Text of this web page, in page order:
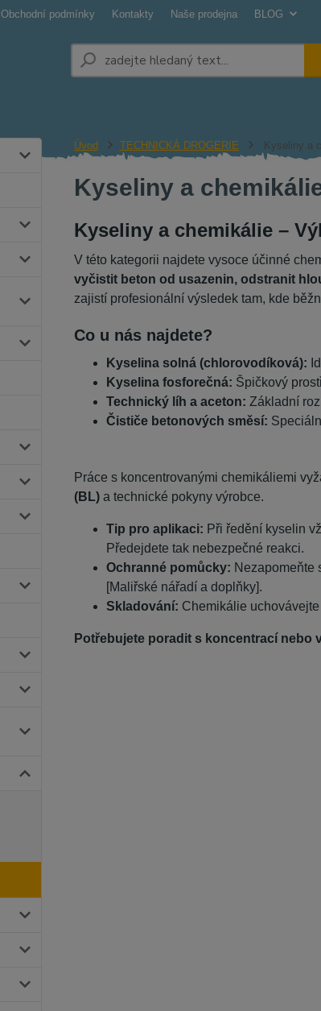
Obchodní podmínky Kontakty Naše prodejna BLOG
Úvod TECHNICKÁ DROGERIE Kyseliny a
Kyseliny a
Kyseliny a chemikálie –
V této kategorii najdete vysoce účinné
vyčistit beton od usazenin, odstranit
zajistí profesionální výsledek tam, kde
Co u nás najdete?
Kyselina solná (chlorovodíková):
Kyselina fosforečná: Špičkový
Technický líh a aceton: Základní
Čističe betonových směsí:
Práce s koncentrovanými chemikáliemi
(BL)a technické pokyny výrobce.
Tip pro aplikaci: Při ředění kyselin
Předejdete tak nebezpečné reakci.
Ochranné pomůcky: Nezapomeňte
[Maliřské nářadí a doplňky].
Skladování: Chemikálie
Potřebujete poradit s koncentrací